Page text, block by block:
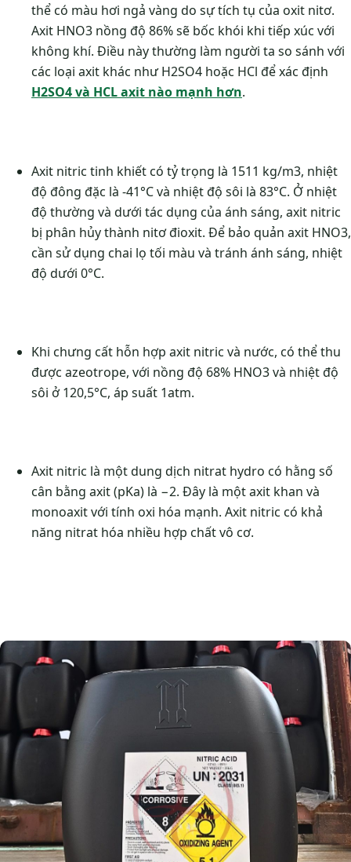
thể có màu hơi ngả vàng do sự tích tụ của oxit nitơ.
Axit HNO3 nồng độ 86% sẽ bốc khói khi tiếp xúc với
không khí. Điều này thường làm người ta so sánh với
các loại axit khác như H2SO4 hoặc HCl để xác định
H2SO4 và HCL axit nào mạnh hơn.
Axit nitric tinh khiết có tỷ trọng là 1511 kg/m3, nhiệt
độ đông đặc là -41°C và nhiệt độ sôi là 83°C. Ở nhiệt
độ thường và dưới tác dụng của ánh sáng, axit nitric
bị phân hủy thành nitơ đioxit. Để bảo quản axit HNO3,
cần sử dụng chai lọ tối màu và tránh ánh sáng, nhiệt
độ dưới 0°C.
Khi chưng cất hỗn hợp axit nitric và nước, có thể thu
được azeotrope, với nồng độ 68% HNO3 và nhiệt độ
sôi ở 120,5°C, áp suất 1atm.
Axit nitric là một dung dịch nitrat hydro có hằng số
cân bằng axit (pKa) là −2. Đây là một axit khan và
monoaxit với tính oxi hóa mạnh. Axit nitric có khả
năng nitrat hóa nhiều hợp chất vô cơ.